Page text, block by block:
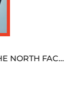
ノースフェイス 偽物 ダウン人気【THE NORTH FACE】M'S 7 SUMMIT HIM...